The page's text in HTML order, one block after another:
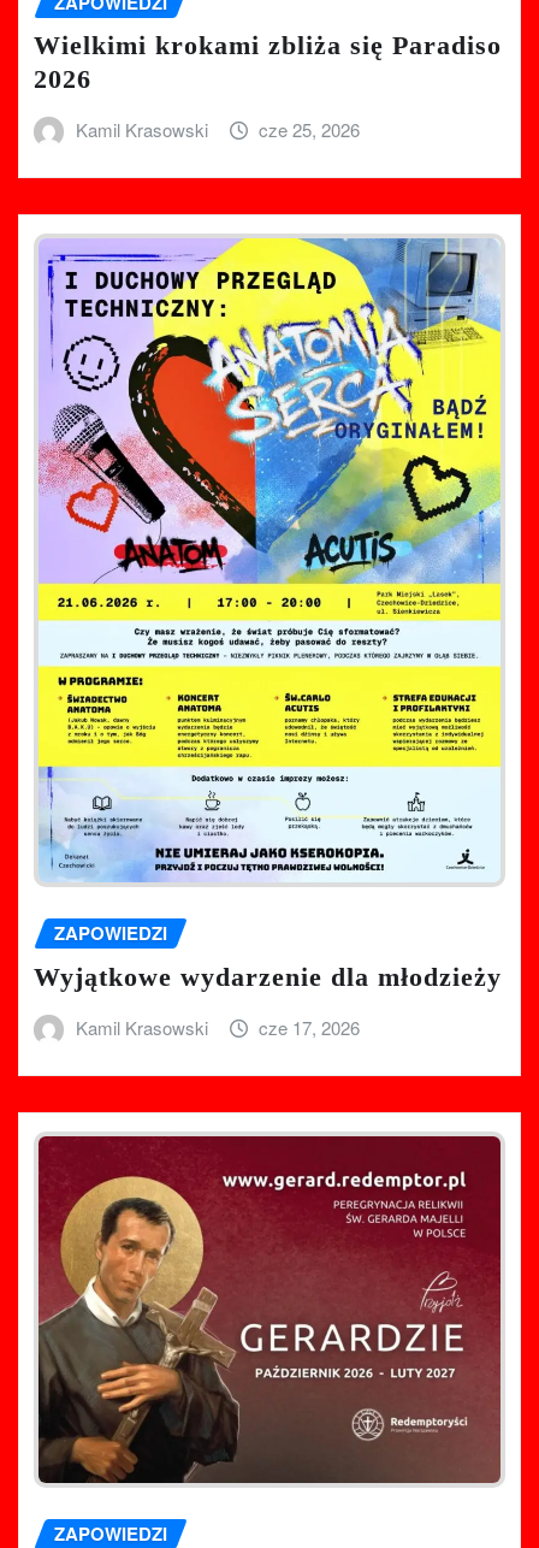
Wielkimi krokami zbliża się Paradiso
2026
Kamil Krasowski cze 25, 2026
ZAPOWIEDZI
Wyjątkowe wydarzenie dla młodzieży
Kamil Krasowski cze 17, 2026
ZAPOWIEDZI